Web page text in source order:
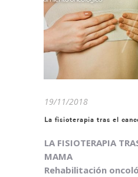
19/11/2018
La fisioterapia tras el
LA FISIOTERAPIA
MAMA
Rehabilitación